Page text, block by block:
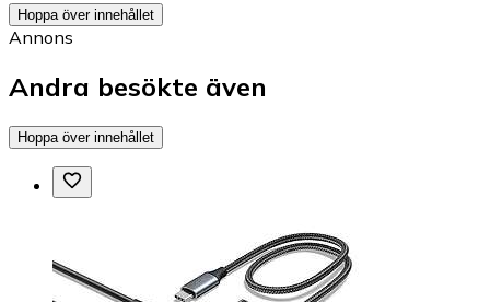
Hoppa över innehållet
Annons
Andra besökte även
Hoppa över innehållet